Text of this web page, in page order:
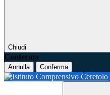
Chiudi
Conferma
Annulla Conferma